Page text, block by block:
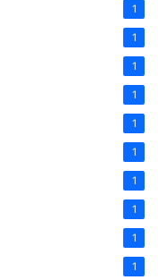
1
1
1
1
1
1
1
1
1
1